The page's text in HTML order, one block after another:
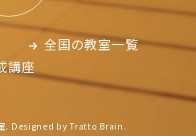
全国の教室一覧
講座
. Designed byTratto Brain .